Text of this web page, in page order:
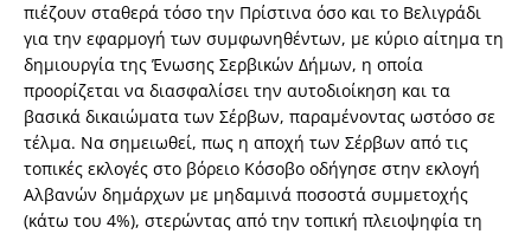
πιέζουν σταθερά τόσο την Πρίστινα όσο και το Βελιγράδι
για την εφαρμογή των συμφωνηθέντων, με κύριο αίτημα τη
δημιουργία της Ένωσης Σερβικών Δήμων, η οποία
προορίζεται να διασφαλίσει την αυτοδιοίκηση και τα
βασικά δικαιώματα των Σέρβων, παραμένοντας ωστόσο σε
τέλμα. Να σημειωθεί, πως η αποχή των Σέρβων από τις
τοπικές εκλογές στο βόρειο Κόσοβο οδήγησε στην εκλογή
Αλβανών δημάρχων με μηδαμινά ποσοστά συμμετοχής
(κάτω του 4%), στερώντας από την τοπική πλειοψηφία τη